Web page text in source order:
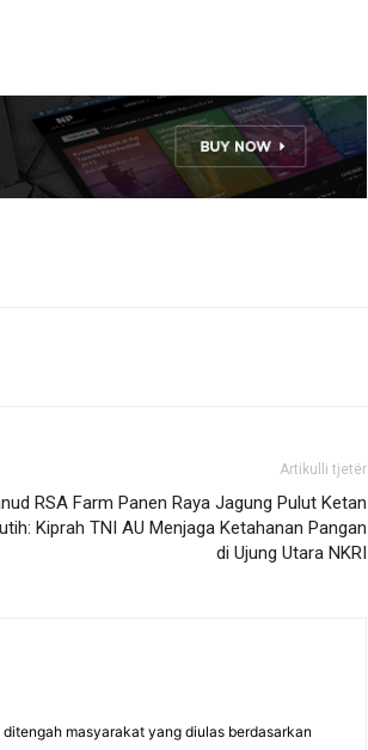
Artikulli tjetër
RSA Farm Panen Raya Jagung Pulut Ketan
Kiprah TNI AU Menjaga Ketahanan Pangan
di Ujung Utara NKRI
masyarakat yang diulas berdasarkan